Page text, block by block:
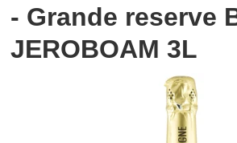
- Grande reserve
JEROBOAM 3L